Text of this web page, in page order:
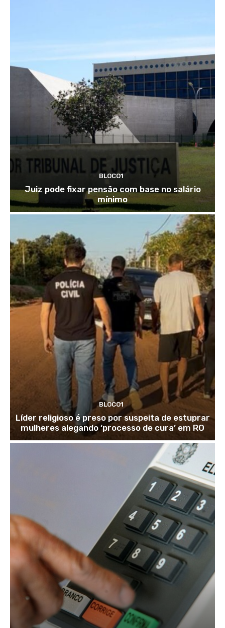
BLOCO1
Juiz pode fixar pensão com base no salário
mínimo
BLOCO1
Líder religioso é preso por suspeita de estuprar
mulheres alegando ‘processo de cura’ em RO